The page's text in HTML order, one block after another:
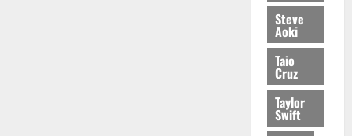
Steve
Aoki
Taio
Cruz
Taylor
Swift